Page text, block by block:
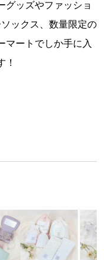
グッズやファッショ
ックス、数量限定の
マートでしか手に入
！